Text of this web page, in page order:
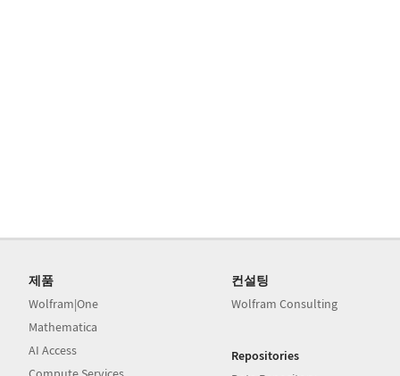
제품
Wolfram|One
Mathematica
AI Access
컨설팅
Wolfram Consulting
Repositories